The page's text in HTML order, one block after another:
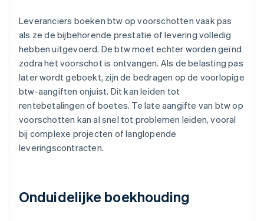
Leveranciers boeken btw op voorschotten vaak pas
als ze de bijbehorende prestatie of levering volledig
hebben uitgevoerd. De btw moet echter worden geïnd
zodra het voorschot is ontvangen. Als de belasting pas
later wordt geboekt, zijn de bedragen op de voorlopige
btw-aangiften onjuist. Dit kan leiden tot
rentebetalingen of boetes. Te late aangifte van btw op
voorschotten kan al snel tot problemen leiden, vooral
bij complexe projecten of langlopende
leveringscontracten.
Onduidelijke boekhouding